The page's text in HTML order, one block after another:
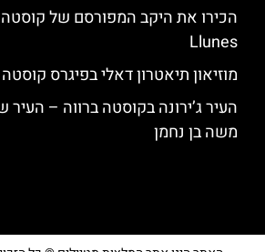
Llunes‬‬
מוזיאון תיאטרון דאלי בפיגרס
העיר ג’ירונה בקוסטה ברווה – העיר
משה בן נחמן